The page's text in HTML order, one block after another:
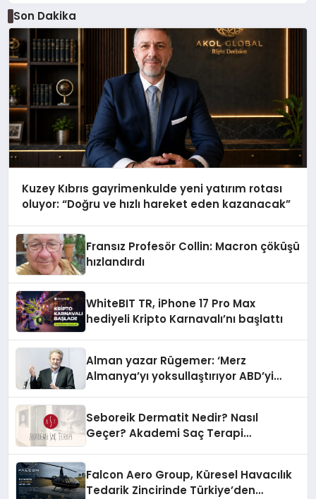
Son Dakika
Kuzey Kıbrıs gayrimenkulde yeni yatırım rotası
oluyor: “Doğru ve hızlı hareket eden kazanacak”
Fransız Profesör Collin: Macron çöküşü
hızlandırdı
WhiteBIT TR, iPhone 17 Pro Max
hediyeli Kripto Karnavalı’nı başlattı
Alman yazar Rügemer: ‘Merz
Almanya’yı yoksullaştırıyor ABD’yi
Seboreik Dermatit Nedir? Nasıl
Geçer? Akademi Saç Terapi
Falcon Aero Group, Küresel Havacılık
Tedarik Zincirinde Türkiye’den